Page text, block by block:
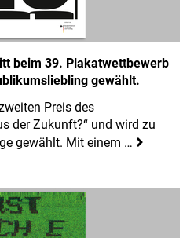
beim 39. Plakatwettbewerb
gewählt.
Preis des
der Zukunft?“ und wird zu
gewählt. Mit einem …